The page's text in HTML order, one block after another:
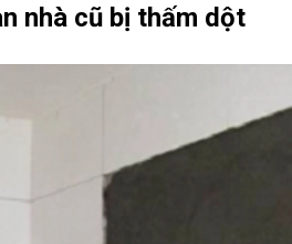
nhà cũ bị thấm dột